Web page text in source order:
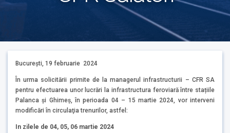
București, 19 februarie 2024
În urma solicitării primite de la managerul infrastructurii – CFR SA
pentru efectuarea unor lucrări la infrastructura feroviară între stațiile
Palanca şi Ghimeş, în perioada 04 – 15 martie 2024, vor interveni
modificări în circulaţia trenurilor, astfel:
In zilele de 04, 05, 06 martie 2024